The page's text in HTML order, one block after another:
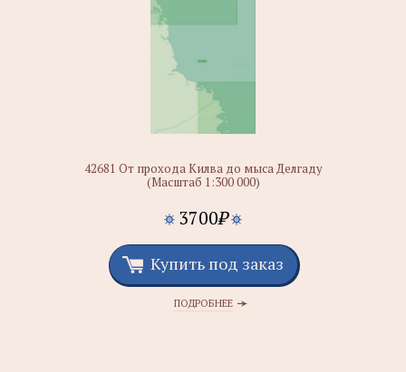
42681 От прохода Килва до мыса Делгаду
(Масштаб 1:300 000)
3700₽
Купить под заказ
ПОДРОБНЕЕ